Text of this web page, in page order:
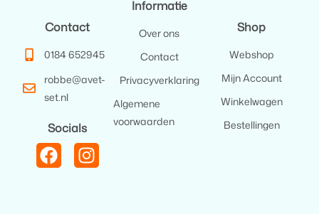
Contact
0184 652945
robbe@avet-
set.nl
Socials
Informatie
Over ons
Contact
Privacyverklaring
Algemene
voorwaarden
Shop
Webshop
Mijn Account
Winkelwagen
Bestellingen